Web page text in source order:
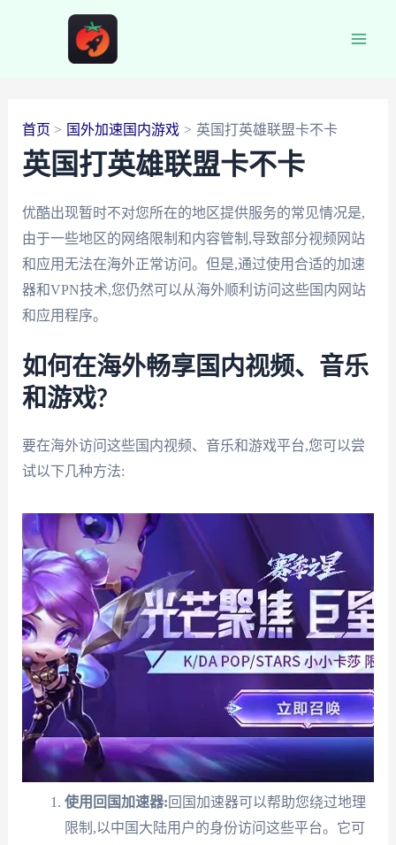
首页 国外加速国内游戏 英国打英雄联盟卡不卡
英国打英雄联盟卡不卡
优酷出现暂时不对您所在的地区提供服务的常见情况是,
由于一些地区的网络限制和内容管制,导致部分视频网站
和应用无法在海外正常访问。但是,通过使用合适的加速
器和VPN技术,您仍然可以从海外顺利访问这些国内网站
和应用程序。
如何在海外畅享国内视频、音乐
和游戏?
要在海外访问这些国内视频、音乐和游戏平台,您可以尝
试以下几种方法:
使用回国加速器: 回国加速器可以帮助您绕过地理
限制,以中国大陆用户的身份访问这些平台。它可